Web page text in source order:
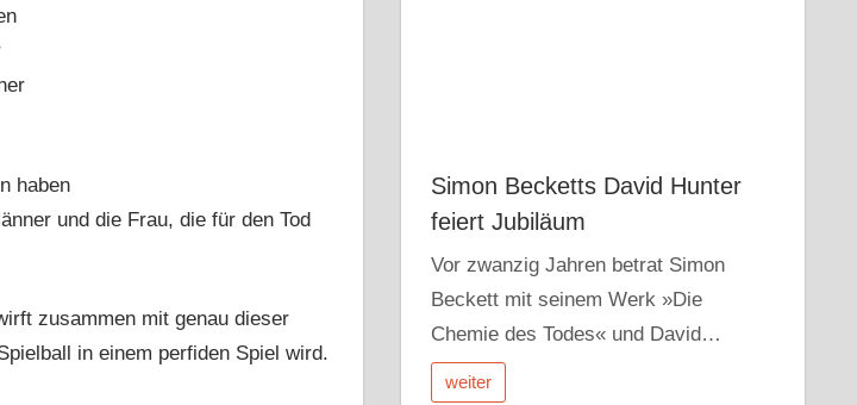
haben
und die Frau, die für den Tod
zusammen mit genau dieser
in einem perfiden Spiel wird.
Simon Becketts David Hunter
feiert Jubiläum
Vor zwanzig Jahren betrat Simon
Beckett mit seinem Werk »Die
Chemie des Todes« und David…
weiter